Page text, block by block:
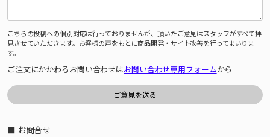
こちらの投稿への個別対応は行っておりませんが、頂いたご意見はスタッフがすべて拝
見させていただきます。お客様の声をもとに商品開発・サイト改善を行ってまいりま
す。
ご注文にかかわるお問い合わせはお問い合わせ専用フォームから
■ お問合せ